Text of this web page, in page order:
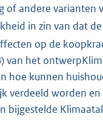
of andere varianten
in zin van dat
op de
van het
hoe kunnen
verdeeld worden
bijgestelde